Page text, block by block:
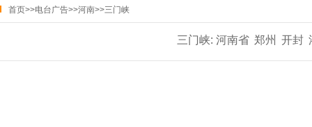
首页>>电台广告>>河南>>三门峡
三门峡: 河南省 郑州 开封